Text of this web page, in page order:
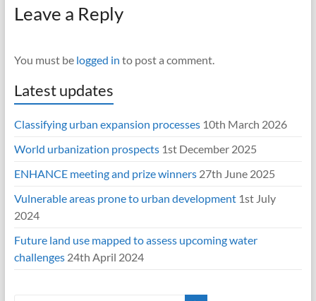
Leave a Reply
You must be logged in to post a comment.
Latest updates
Classifying urban expansion processes 10th March 2026
World urbanization prospects 1st December 2025
ENHANCE meeting and prize winners 27th June 2025
Vulnerable areas prone to urban development 1st July
2024
Future land use mapped to assess upcoming water
challenges 24th April 2024